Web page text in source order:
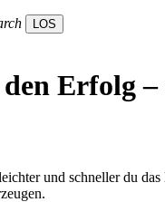
LOS
Erfolg
und schneller du